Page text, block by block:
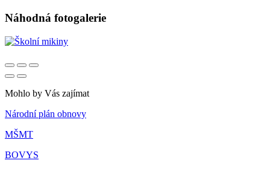
Náhodná fotogalerie
Mohlo by Vás zajímat
Národní plán obnovy
MŠMT
BOVYS